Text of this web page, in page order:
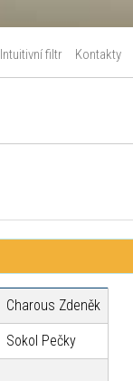
Intuitivní filtr Kontakty
Charous Zdeněk
Sokol Pečky